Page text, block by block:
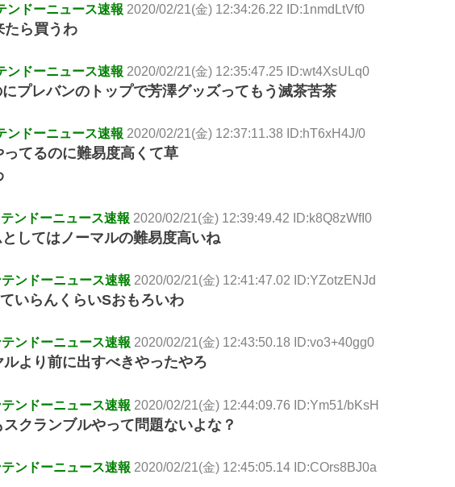
ンドーニュース速報 2020/02/21(金) 12:34:26.22 ID:1nmdLtVf0
たら買うわ
ンドーニュース速報 2020/02/21(金) 12:35:47.25 ID:wt4XsULq0
プレバンのトップで芳澤グッズってもう滅茶苦茶
ンドーニュース速報 2020/02/21(金) 12:37:11.38 ID:hT6xH4J/0
てるのに難易度高くて草
ンドーニュース速報 2020/02/21(金) 12:39:49.42 ID:k8Q8zWfI0
してはノーマルの難易度高いね
ンドーニュース速報 2020/02/21(金) 12:41:47.02 ID:YZotzENJd
いらんくらいSおもろいわ
ンドーニュース速報 2020/02/21(金) 12:43:50.18 ID:vo3+40gg0
より前に出すべきやったやろ
ンドーニュース速報 2020/02/21(金) 12:44:09.76 ID:Ym51/bKsH
クランブルやって問題ないよな？
ンドーニュース速報 2020/02/21(金) 12:45:05.14 ID:COrs8BJ0a